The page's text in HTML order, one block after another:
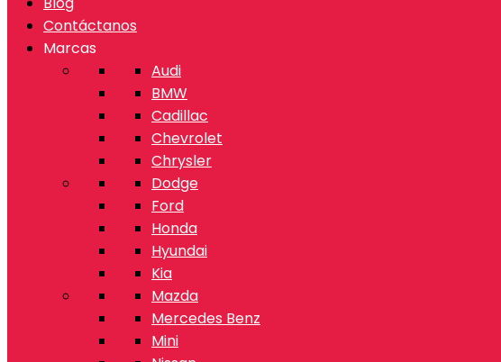
Contáctanos
Marcas
Audi
BMW
Cadillac
Chevrolet
Chrysler
Dodge
Ford
Honda
Hyundai
Kia
Mazda
Mercedes Benz
Mini